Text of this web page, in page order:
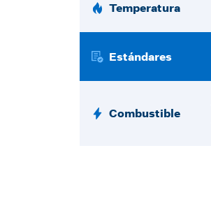
Temperatura
Estándares
Combustible